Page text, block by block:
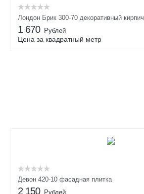
Лондон Брик 300-70 декоративный кирпич
1 670 Рублей
Цена за квадратный метр
Девон 420-10 фасадная плитка
2 150 Рублей